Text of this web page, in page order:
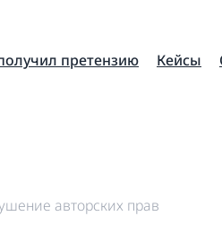
претензию Кейсы
авторских прав